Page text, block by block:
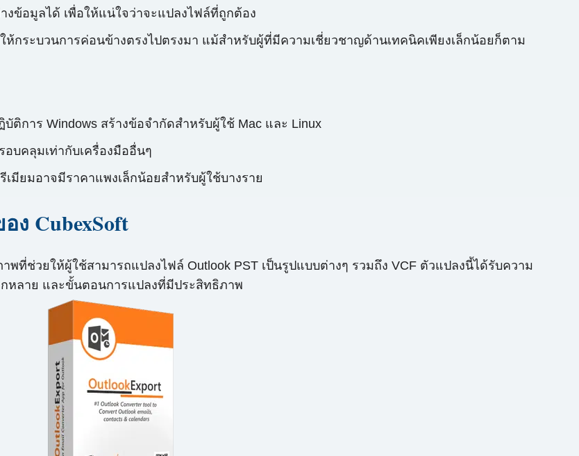
งข้อมูลได้ เพื่อให้แน่ใจว่าจะแปลงไฟล์ที่ถูกต้อง
ห้กระบวนการค่อนข้างตรงไปตรงมา แม้สำหรับผู้ที่มีความเชี่ยวชาญด้านเทคนิคเพียงเล็กน้อยก็ตาม
ติการ Windows สร้างข้อจำกัดสำหรับผู้ใช้ Mac และ Linux
บคลุมเท่ากับเครื่องมืออื่นๆ
มียมอาจมีราคาแพงเล็กน้อยสำหรับผู้ใช้บางราย
ง CubexSoft
พที่ช่วยให้ผู้ใช้สามารถแปลงไฟล์ Outlook PST เป็นรูปแบบต่างๆ รวมถึง VCF ตัวแปลงนี้ได้รับความ
หลาย และขั้นตอนการแปลงที่มีประสิทธิภาพ